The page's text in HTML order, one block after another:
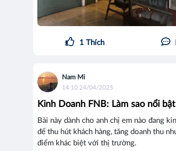
1 Thích
Nam Mi
14:10 24/04/2025
Kinh Doanh FNB: Làm sao nổi
Bài này dành cho anh chị em nào đang
để thu hút khách hàng, tăng doanh thu
điểm khác biệt với thị trường.